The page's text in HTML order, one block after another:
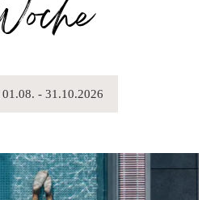
01.08. - 31.10.2026